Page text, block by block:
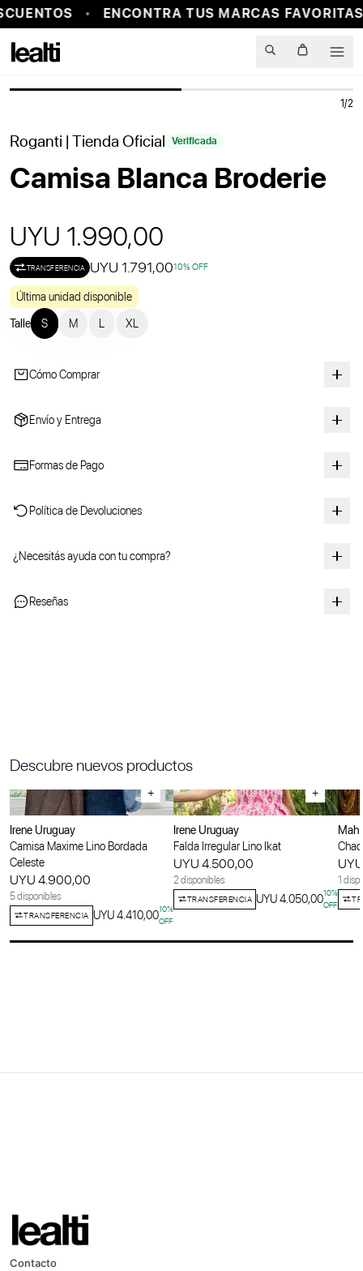
ENCONTRA TUS MARCAS
PROBADOR VIRTUAL
1/2
Roganti | Tienda Oficial Verificada
Camisa Blanca Broderie
UYU 1.990,00
TRANSFERENCIA UYU 1.791,0010% OFF
Última unidad disponible
Talle S M L XL
Cómo Comprar
Envío y Entrega
Formas de Pago
Política de Devoluciones
¿Necesitás ayuda con tu compra?
Reseñas
Descubre nuevos productos
+
Irene Uruguay
Camisa Maxime Lino Bordada
Celeste
UYU 4.900,00
5 disponibles
TRANSFERENCIA UYU 4.410,0010%
OFF
+
Irene Uruguay
Falda Irregular Lino Ikat
UYU 4.500,00
2 disponibles
TRANSFERENCIA UYU 4.050,0010%
OFF
1
Contacto